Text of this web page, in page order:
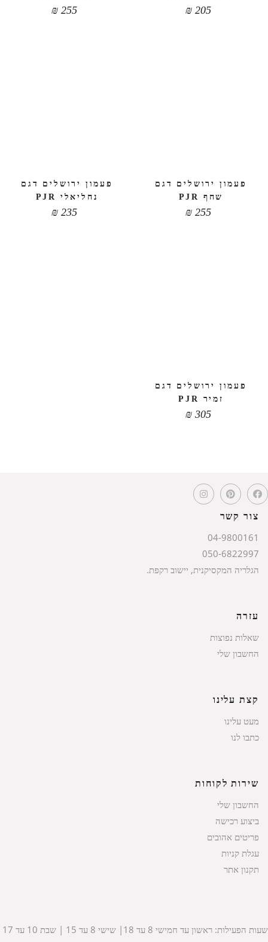
₪205
₪255
פעמון ירושלים דגם
שחף PJR
₪255
פעמון ירושלים דגם
נחליאלי PJR
₪235
פעמון ירושלים דגם
זמיר PJR
₪305
צור קשר
04-9800161
050-6822997
הגלריה המקסיקנית, יישוב רקפת.
עזרה
שאלות נפוצות
החשבון שלי
קצת עלינו
מעט עלינו
כתבו לנו
שירות לקוחות
החשבון שלי
ביצוע רכישה
פריטים אהובים
עגלת קניות
תקנון אתר
שעות הפעילות: ראשון עד חמישי 8 עד 18| שישי 8 עד 15 | שבת 10 עד 17